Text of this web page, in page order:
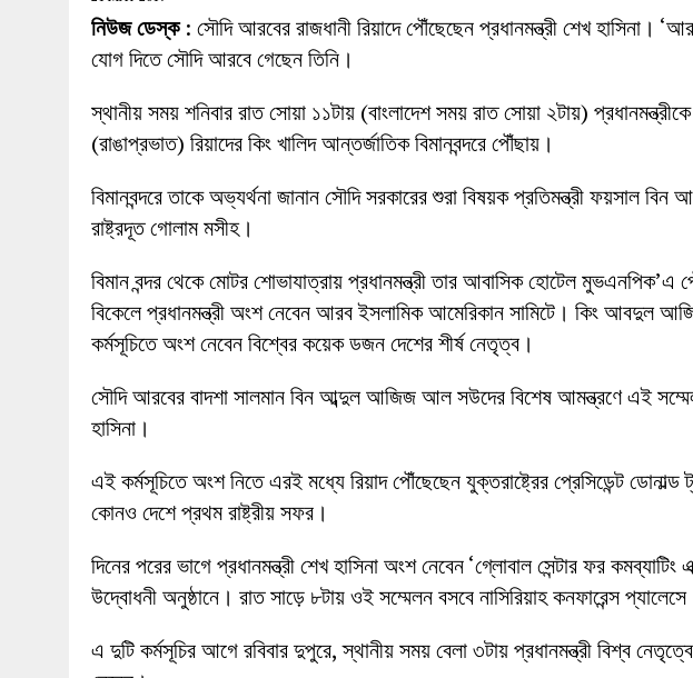
27 MAY 2026 | লোহাগড়ায় চেয়ারম্যান প্রার্থী আতিকুল ইসলামের ঈদ সামগ্রী বিতরন
1 AUGUST 2026 | লোহাগড়ায় জাল দলিলে নামজারি ॥ এসিল্যান্ড অফিসে ভয়াবহ দুর্নীতি
নিউজ ডেস্ক: সৌদি আরবের রাজধানী রিয়াদে পৌঁছেছেন প্রধানমন্ত্রী শেখ হাসিনা।
যোগ দিতে সৌদি আরবে গেছেন তিনি।
স্থানীয় সময় শনিবার রাত সোয়া ১১টায় (বাংলাদেশ সময় রাত সোয়া ২টায়)
(রাঙাপ্রভাত) রিয়াদের কিং খালিদ আন্তর্জাতিক বিমানবন্দরে পৌঁছায়।
বিমানবন্দরে তাকে অভ্যর্থনা জানান সৌদি সরকারের শুরা বিষয়ক প্রতিমন্ত্রী ফয়সাল বিন
রাষ্ট্রদূত গোলাম মসীহ।
বিমান বন্দর থেকে মোটর শোভাযাত্রায় প্রধানমন্ত্রী তার আবাসিক হোটেল মুভএনপিক’এ
বিকেলে প্রধানমন্ত্রী অংশ নেবেন আরব ইসলামিক আমেরিকান সামিটে। কিং আবদুল
কর্মসূচিতে অংশ নেবেন বিশ্বের কয়েক ডজন দেশের শীর্ষ নেতৃত্ব।
সৌদি আরবের বাদশা সালমান বিন আব্দুল আজিজ আল সউদের বিশেষ আমন্ত্রণে এই
হাসিনা।
এই কর্মসূচিতে অংশ নিতে এরই মধ্যে রিয়াদ পৌঁছেছেন যুক্তরাষ্ট্রের প্রেসিডেন্ট ডোনাল্ড
কোনও দেশে প্রথম রাষ্ট্রীয় সফর।
দিনের পরের ভাগে প্রধানমন্ত্রী শেখ হাসিনা অংশ নেবেন ‘গ্লোবাল সেন্টার ফর কমব্যাটিং
উদ্বোধনী অনুষ্ঠানে। রাত সাড়ে ৮টায় ওই সম্মেলন বসবে নাসিরিয়াহ কনফারেন্স
এ দুটি কর্মসূচির আগে রবিবার দুপুরে, স্থানীয় সময় বেলা ৩টায় প্রধানমন্ত্রী বিশ্ব